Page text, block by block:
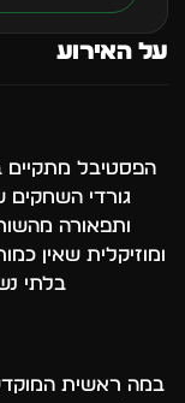
על האירוע
הפסטיבל מתקיים
גורדי השחקים
ותפאורה
ומוזיקלית שאין
בלתי
במה ראשית